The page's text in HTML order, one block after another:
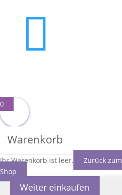

0
Warenkorb
Ihr Warenkorb ist leer.
Zurück zum
Shop
Weiter einkaufen